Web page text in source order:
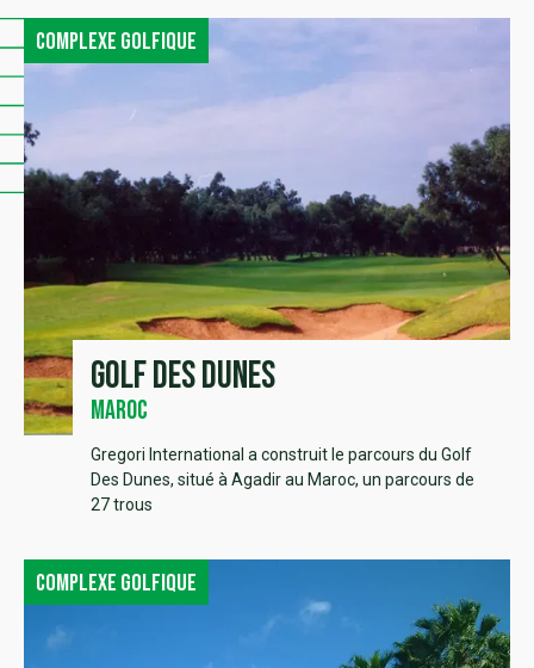
Complexe golfique
Golf des Dunes
Maroc
Gregori International a construit le parcours du Golf
Des Dunes, situé à Agadir au Maroc, un parcours de
27 trous
Complexe golfique